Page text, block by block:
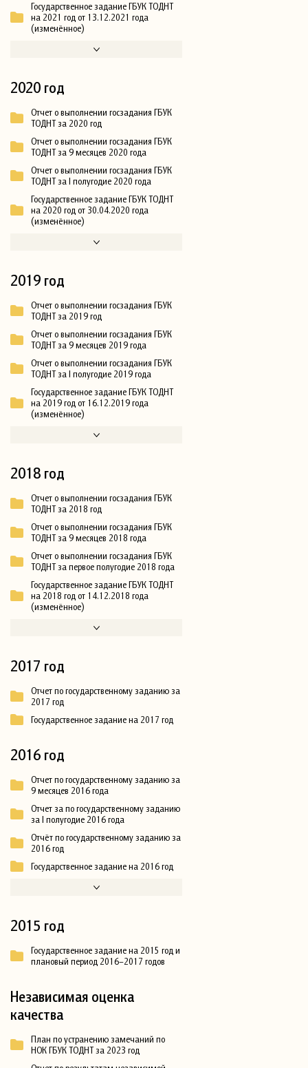
Государственное задание ГБУК ТОДНТ
на 2021 год от 13.12.2021 года
(изменённое)
2020 год
Отчет о выполнении госзадания ГБУК
ТОДНТ за 2020 год
Отчет о выполнении госзадания ГБУК
ТОДНТ за 9 месяцев 2020 года
Отчет о выполнении госзадания ГБУК
ТОДНТ за I полугодие 2020 года
Государственное задание ГБУК ТОДНТ
на 2020 год от 30.04.2020 года
(изменённое)
2019 год
Отчет о выполнении госзадания ГБУК
ТОДНТ за 2019 год
Отчет о выполнении госзадания ГБУК
ТОДНТ за 9 месяцев 2019 года
Отчет о выполнении госзадания ГБУК
ТОДНТ за I полугодие 2019 года
Государственное задание ГБУК ТОДНТ
на 2019 год от 16.12.2019 года
(изменённое)
2018 год
Отчет о выполнении госзадания ГБУК
ТОДНТ за 2018 год
Отчет о выполнении госзадания ГБУК
ТОДНТ за 9 месяцев 2018 года
Отчет о выполнении госзадания ГБУК
ТОДНТ за первое полугодие 2018 года
Государственное задание ГБУК ТОДНТ
на 2018 год от 14.12.2018 года
(изменённое)
2017 год
Отчет по государственному заданию за
2017 год
Государственное задание на 2017 год
2016 год
Отчет по государственному заданию за
9 месяцев 2016 года
Отчет за по государственному заданию
за I полугодие 2016 года
Отчёт по государственному заданию за
2016 год
Государственное задание на 2016 год
2015 год
Государственное задание на 2015 год и
плановый период 2016–2017 годов
Независимая оценка
качества
План по устранению замечаний по
НОК ГБУК ТОДНТ за 2023 год